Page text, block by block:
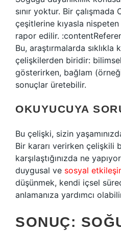
sınır yoktur. Bir çalışmada
çeşitlerine kıyasla
rapor edilir.
Bu, araştırmalarda sıklıkla
çelişkilerden biridir:
gösterirken, bağlam
sonuçlar üretebilir.
OKUYUCUYA
Bu çelişki, sizin
Bir kararı verirken çelişkili
karşılaştığınızda ne
duygusal ve sosyal
düşünmek, kendi içsel
anlamanıza yardımcı
SONUÇ: